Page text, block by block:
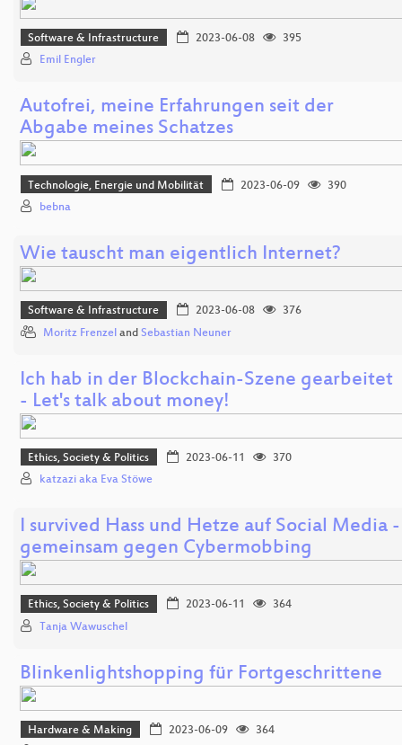
Software & Infrastructure 2023-06-08
395
Emil Engler
Autofrei, meine Erfahrungen seit der
Abgabe meines Schatzes
Technologie, Energie und Mobilität 2023-06-09
390
bebna
Wie tauscht man eigentlich Internet?
Software & Infrastructure 2023-06-08
376
Moritz Frenzel and Sebastian Neuner
Ich hab in der Blockchain-Szene gearbeitet
- Let's talk about money!
Ethics, Society & Politics 2023-06-11
370
katzazi aka Eva Stöwe
I survived Hass und Hetze auf Social Media -
gemeinsam gegen Cybermobbing
Ethics, Society & Politics 2023-06-11
364
Tanja Wawuschel
Blinkenlightshopping für Fortgeschrittene
Hardware & Making 2023-06-09
364